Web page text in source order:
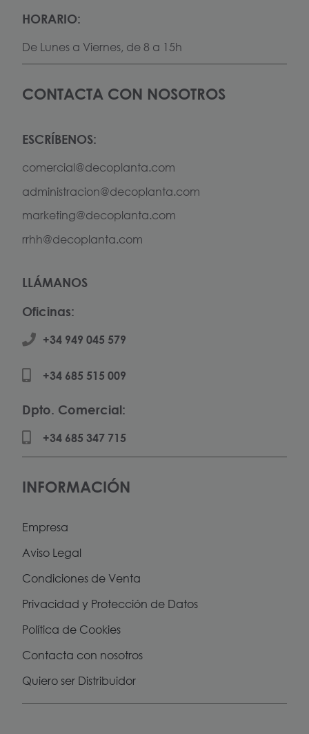
HORARIO:
De Lunes a Viernes, de 8 a 15h
CONTACTA CON NOSOTROS
ESCRÍBENOS:
comercial@decoplanta.com
administracion@decoplanta.com
marketing@decoplanta.com
rrhh@decoplanta.com
LLÁMANOS
Oficinas:
+34 949 045 579
+34 685 515 009
Dpto. Comercial:
+34 685 347 715
INFORMACIÓN
Empresa
Aviso Legal
Condiciones de Venta
Privacidad y Protección de Datos
Política de Cookies
Contacta con nosotros
Quiero ser Distribuidor